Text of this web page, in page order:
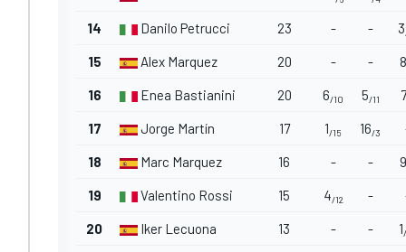
14 Danilo Petrucci 23 - - 3
15 Alex Marquez 20 - - 8
16 Enea Bastianini 20 6/10 5/11 7
17 Jorge Martín 17 1/15 16/3
18 Marc Marquez 16 - - 9
19 Valentino Rossi 15 4/12 -
20 Iker Lecuona 13 - - 1